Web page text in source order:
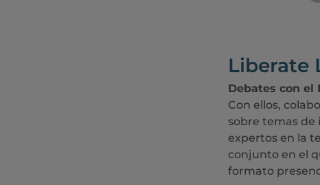
Liberate
Debates con el
Con ellos,
sobre temas de
expertos en la
conjunto en el
formato